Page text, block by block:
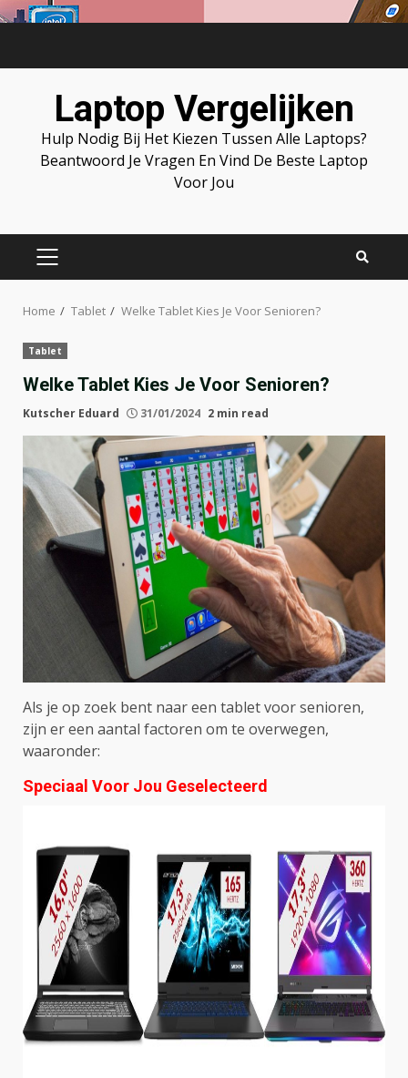
Laptop Vergelijken
Hulp Nodig Bij Het Kiezen Tussen Alle Laptops?
Beantwoord Je Vragen En Vind De Beste Laptop
Voor Jou
PRIMARY
Home Tablet Welke Tablet Kies Je Voor Senioren?
Tablet
Welke Tablet Kies Je Voor Senioren?
Kutscher Eduard 31/01/2024 2 min read
Als je op zoek bent naar een tablet voor senioren,
zijn er een aantal factoren om te overwegen,
waaronder:
Speciaal Voor Jou Geselecteerd